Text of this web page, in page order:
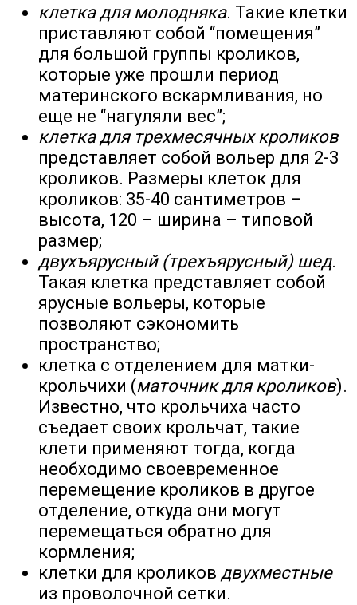
клетка для молодняка. Такие клетки
приставляют собой “помещения”
для большой группы кроликов,
которые уже прошли период
материнского вскармливания, но
еще не “нагуляли вес”;
клетка для трехмесячных кроликов
представляет собой вольер для 2-3
кроликов. Размеры клеток для
кроликов: 35-40 сантиметров –
высота, 120 – ширина – типовой
размер;
двухъярусный (трехъярусный) шед.
Такая клетка представляет собой
ярусные вольеры, которые
позволяют сэкономить
пространство;
клетка с отделением для матки-
крольчихи (маточник для кроликов).
Известно, что крольчиха часто
съедает своих крольчат, такие
клети применяют тогда, когда
необходимо своевременное
перемещение кроликов в другое
отделение, откуда они могут
перемещаться обратно для
кормления;
клетки для кроликов двухместные
из проволочной сетки.